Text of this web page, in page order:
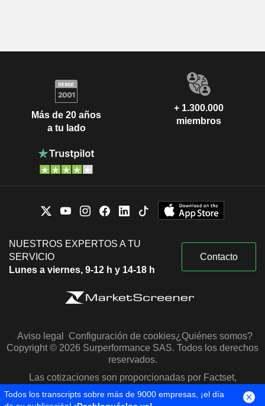
Más de 20 años
a tu lado
+ 1.300.000
miembros
NUESTROS EXPERTOS A TU
SERVICIO
Lunes a viernes, 9-12 h y 14-18 h
Contacto
Aviso legal Configuración de cookies¿Quiénes somos?
Copyright © 2026 Surperformance SAS. Todos los derechos
reservados.
Las cotizaciones son proporcionadas por Factset,
Morningstar y S&P Capital IQ
Todos los transcripts sobre más de 9000 empresas, ¡el día